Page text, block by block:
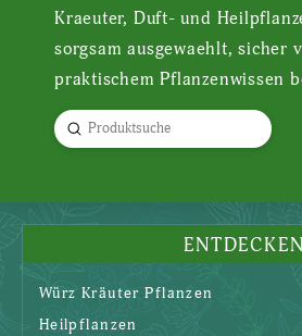
Kraeuter, Duft- und
sorgsam ausgewaehlt, sicher
praktischem Pflanzenwissen
Search
Submit
ENTDECKEN
Würz Kräuter Pflanzen
Heilpflanzen